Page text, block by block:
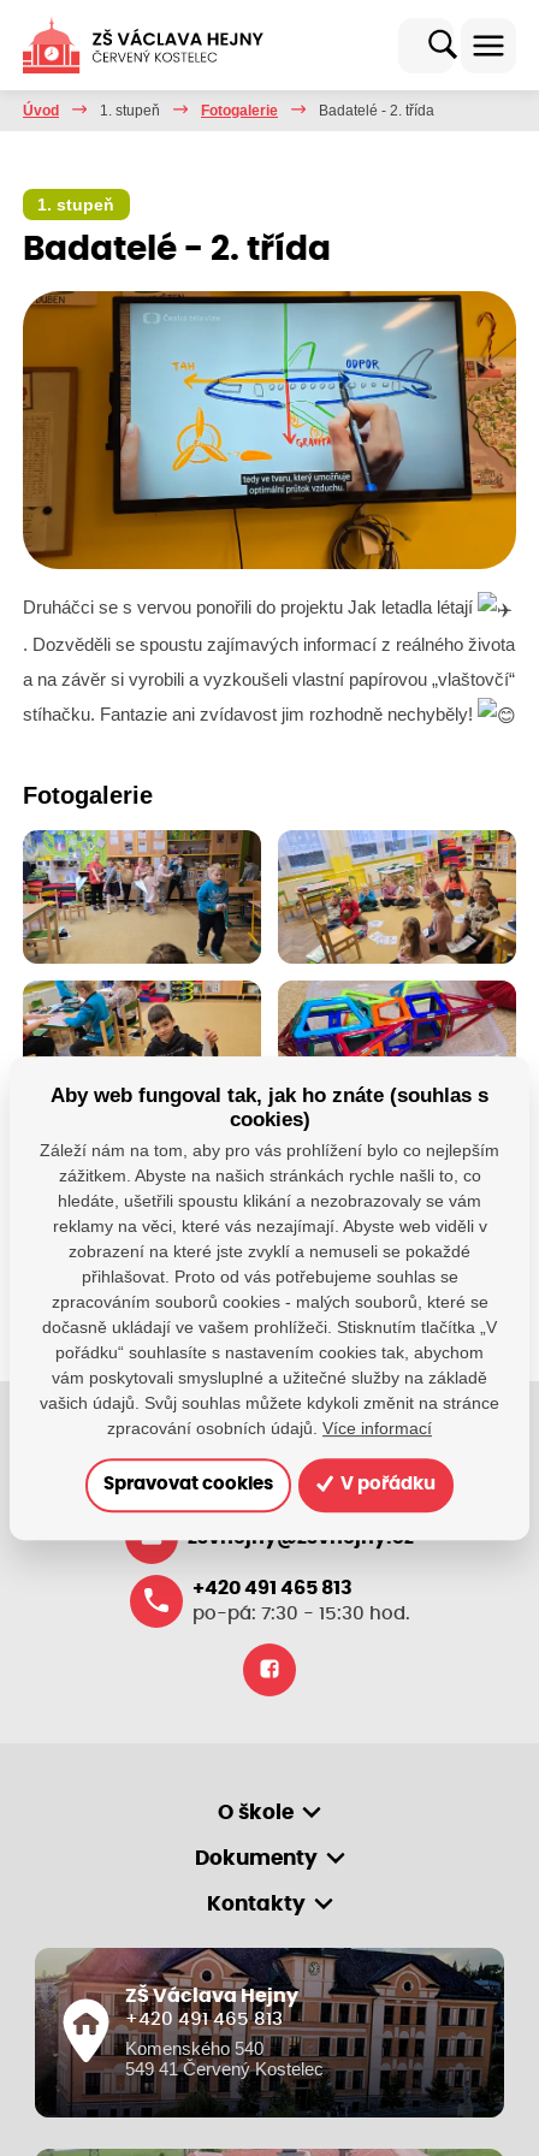
Úvod 1. stupeň Fotogalerie Badatelé - 2. třída
1. stupeň
Badatelé - 2. třída
Druháčci se s vervou ponořili do projektu Jak letadla létají
. Dozvěděli se spoustu zajímavých informací z reálného života
a na závěr si vyrobili a vyzkoušeli vlastní papírovou „vlaštovčí“
stíhačku. Fantazie ani zvídavost jim rozhodně nechyběly!
Fotogalerie
Máte dotazy?
Kontaktujte nás
SDÍLEJTE:
Jsme tu pro Vaše děti.
Jsme k dispozici, pokud potřebujete pomoci.
zsvhejny@zsvhejny.cz
+420 491 465 813
po-pá: 7:30 - 15:30 hod.
O škole
Dokumenty
Kontakty
ZŠ Václava Hejny
+420 491 465 813
Komenského 540
549 41 Červený Kostelec
Aby web fungoval tak, jak ho znáte (souhlas s
cookies)
Záleží nám na tom, aby pro vás prohlížení bylo co nejlepším
zážitkem. Abyste na našich stránkách rychle našli to, co
hledáte, ušetřili spoustu klikání a nezobrazovaly se vám
reklamy na věci, které vás nezajímají. Abyste web viděli v
zobrazení na které jste zvyklí a nemuseli se pokaždé
přihlašovat. Proto od vás potřebujeme souhlas se
zpracováním souborů cookies - malých souborů, které se
dočasně ukládají ve vašem prohlížeči. Stisknutím tlačítka „V
pořádku“ souhlasíte s nastavením cookies tak, abychom
vám poskytovali smysluplné a užitečné služby na základě
vašich údajů. Svůj souhlas můžete kdykoli změnit na stránce
zpracování osobních údajů. Více informací
Spravovat cookies V pořádku